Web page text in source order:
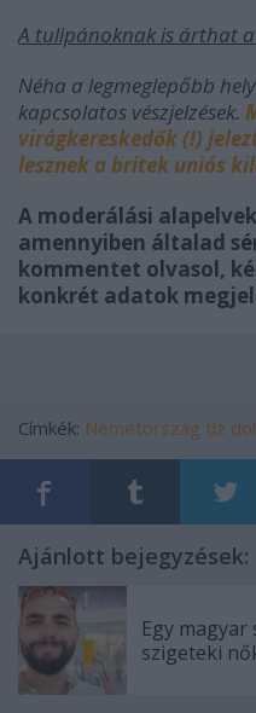
A tulipánoknak is árthat
Néha a legmeglepőbb
kapcsolatos vészjelzések.
virágkereskedők (!)
lesznek a britek uniós
A moderálási
amennyiben általad
kommentet olvasol,
konkrét adatok
Címkék: Németország tíz
Ajánlott bejegyzések:
Egy
szigeteki